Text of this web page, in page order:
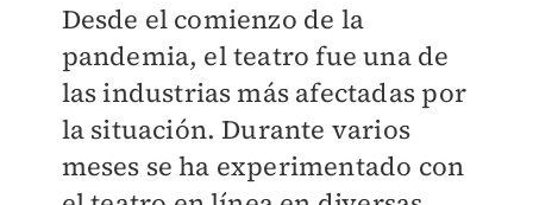
Desde el comienzo de la
pandemia, el teatro fue una de
las industrias más afectadas por
la situación. Durante varios
meses se ha experimentado con